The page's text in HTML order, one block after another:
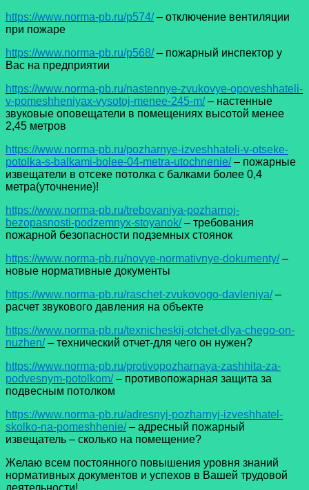
https://www.norma-pb.ru/p574/– отключение вентиляции
при пожаре
https://www.norma-pb.ru/p568/– пожарный инспектор у
Вас на предприятии
https://www.norma-pb.ru/nastennye-zvukovye-opoveshhateli-
v-pomeshheniyax-vysotoj-menee-245-m/– настенные
звуковые оповещатели в помещениях высотой менее
2,45 метров
https://www.norma-pb.ru/pozharnye-izveshhateli-v-otseke-
potolka-s-balkami-bolee-04-metra-utochnenie/– пожарные
извещатели в отсеке потолка с балками более 0,4
метра(уточнение)!
https://www.norma-pb.ru/trebovaniya-pozharnoj-
bezopasnosti-podzemnyx-stoyanok/– требования
пожарной безопасности подземных стоянок
https://www.norma-pb.ru/novye-normativnye-dokumenty/–
новые нормативные документы
https://www.norma-pb.ru/raschet-zvukovogo-davleniya/–
расчет звукового давления на объекте
https://www.norma-pb.ru/texnicheskij-otchet-dlya-chego-on-
nuzhen/– технический отчет-для чего он нужен?
https://www.norma-pb.ru/protivopozharnaya-zashhita-za-
podvesnym-potolkom/– противопожарная защита за
подвесным потолком
https://www.norma-pb.ru/adresnyj-pozharnyj-izveshhatel-
skolko-na-pomeshhenie/– адресный пожарный
извещатель – сколько на помещение?
Желаю всем постоянного повышения уровня знаний
нормативных документов и успехов в Вашей трудовой
деятельности!